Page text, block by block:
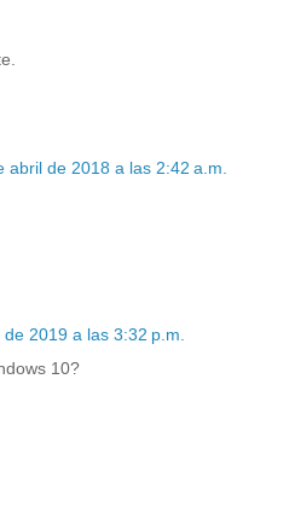
abril de 2018 a las 2:42 a.m.
2019 a las 3:32 p.m.
10?